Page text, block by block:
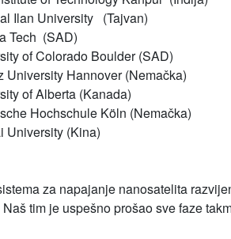
Ilan University (Tajvan)
Tech (SAD)
of Colorado Boulder (SAD)
University Hannover (Nemačka)
of Alberta (Kanada)
Hochschule Köln (Nemačka)
University (Kina)
za napajanje nanosatelita
tim je uspešno prošao sve faze